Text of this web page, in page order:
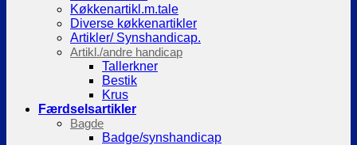
Køkkenartikl.m.tale
Diverse køkkenartikler
Artikler/ Synshandicap.
Artikl./andre handicap
Tallerkner
Bestik
Krus
Færdselsartikler
Bagde
Badge/synshandicap